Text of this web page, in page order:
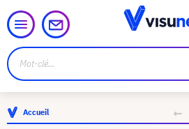
Accueil